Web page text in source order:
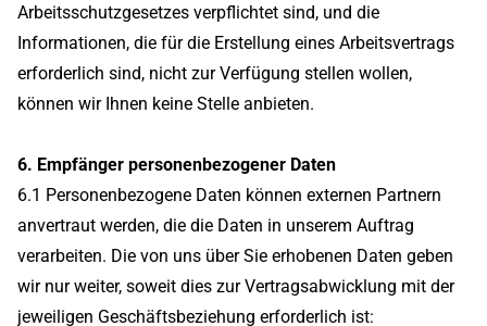
Arbeitsschutzgesetzes verpflichtet sind, und die
Informationen, die für die Erstellung eines Arbeitsvertrags
erforderlich sind, nicht zur Verfügung stellen wollen,
können wir Ihnen keine Stelle anbieten.
6. Empfänger personenbezogener Daten
6.1 Personenbezogene Daten können externen Partnern
anvertraut werden, die die Daten in unserem Auftrag
verarbeiten. Die von uns über Sie erhobenen Daten geben
wir nur weiter, soweit dies zur Vertragsabwicklung mit der
jeweiligen Geschäftsbeziehung erforderlich ist: